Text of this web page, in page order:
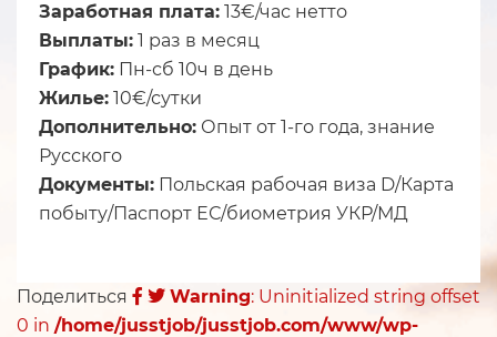
Заработная плата: 13€/час нетто
Выплаты: 1 раз в месяц
График: Пн-сб 10ч в день
Жилье: 10€/сутки
Дополнительно: Опыт от 1-го года, знание
Русского
Документы: Польская рабочая виза D/Карта
побыту/Паспорт ЕС/биометрия УКР/МД
Поделиться Warning: Uninitialized string offset
0 in /home/jusstjob/jusstjob.com/www/wp-